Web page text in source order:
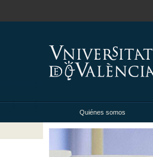
Quiénes somos